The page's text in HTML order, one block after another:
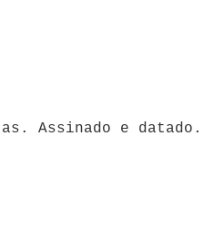
Assinado e datado.